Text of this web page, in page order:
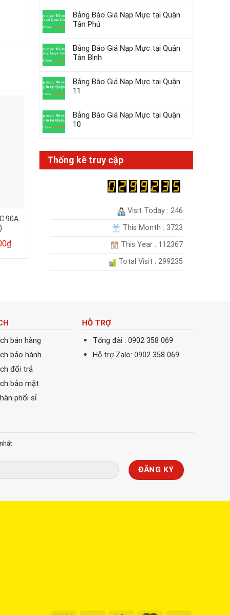
90A
₫
Giảm -26%
36A / HKC-313 (Cartridge
320.000₫
85A / HKC-325
450.000
Bảng Báo Giá Nạp Mực tại Quận
Tân Phú
Bảng Báo Giá Nạp Mực tại Quận
Tân Bình
Bảng Báo Giá Nạp Mực tại Quận
11
Bảng Báo Giá Nạp Mực tại Quận
10
Thống kê truy cập
Visit Today : 246
This Month : 3723
This Year : 112367
Total Visit : 299235
bán hàng
bảo hành
đổi trả
bảo mật
phối sỉ
HỖ TRỢ
Tổng đài : 0902 358 069
Hỗ trợ Zalo: 0902 358 069